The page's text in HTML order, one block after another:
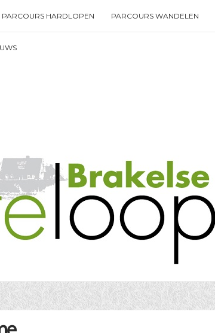
PARCOURS HARDLOPEN PARCOURS WANDELEN